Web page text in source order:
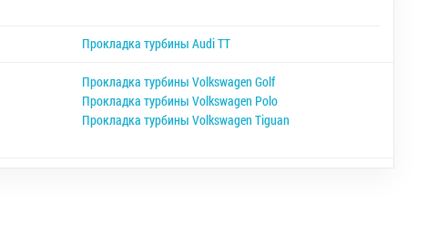
Прокладка турбины Audi TT
Прокладка турбины Volkswagen Golf
Прокладка турбины Volkswagen Polo
Прокладка турбины Volkswagen Tiguan